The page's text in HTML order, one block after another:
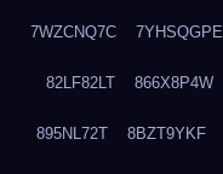
7WZCNQ7C 7YHSQGPE
82LF82LT 866X8P4W
895NL72T 8BZT9YKF